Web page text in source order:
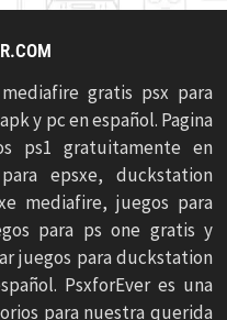
gratis psx para
y pc en español. Pagina
ps1 gratuitamente en
epsxe, duckstation
mediafire, juegos para
para ps one gratis y
juegos para duckstation
PsxforEver es una
para nuestra querida